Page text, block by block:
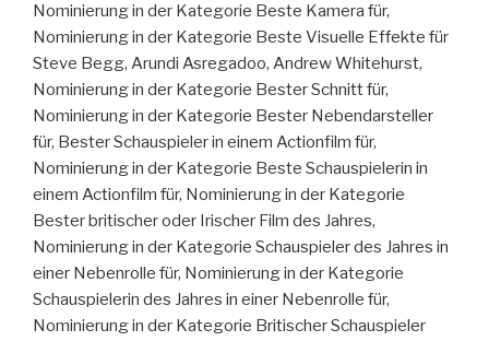
Nominierung in der Kategorie Beste Kamera für,
Nominierung in der Kategorie Beste Visuelle Effekte für
Steve Begg, Arundi Asregadoo, Andrew Whitehurst,
Nominierung in der Kategorie Bester Schnitt für,
Nominierung in der Kategorie Bester Nebendarsteller
für, Bester Schauspieler in einem Actionfilm für,
Nominierung in der Kategorie Beste Schauspielerin in
einem Actionfilm für, Nominierung in der Kategorie
Bester britischer oder Irischer Film des Jahres,
Nominierung in der Kategorie Schauspieler des Jahres in
einer Nebenrolle für, Nominierung in der Kategorie
Schauspielerin des Jahres in einer Nebenrolle für,
Nominierung in der Kategorie Britischer Schauspieler